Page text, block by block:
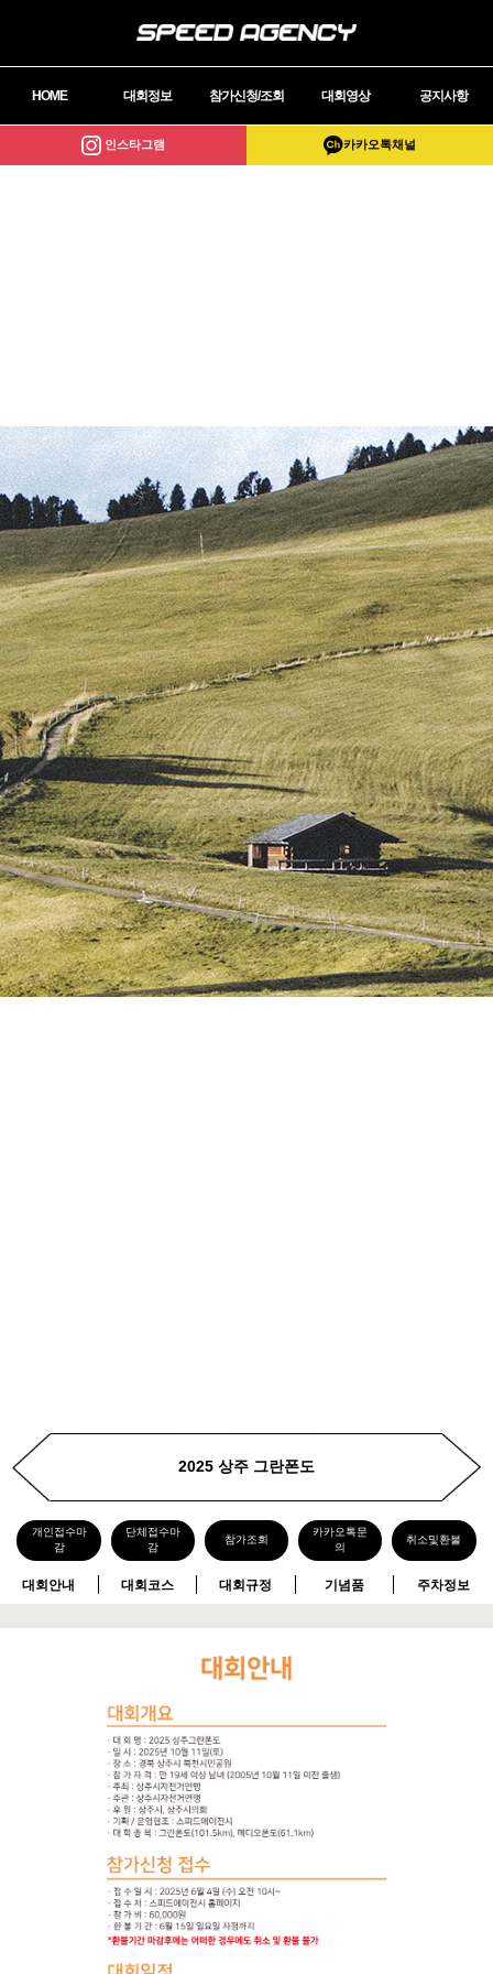
HOME 대회정보 참가신청/조회 대회영상 공지사항
인스타그램 카카오톡채널
2025 상주 그란폰도
개인접수마
감
단체접수마
감
참가조회
카카오톡문
의
취소및환불
대회안내 대회코스 대회규정 기념품 주차정보